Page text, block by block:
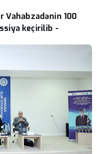
Vahabzadənin 100
keçirilib -